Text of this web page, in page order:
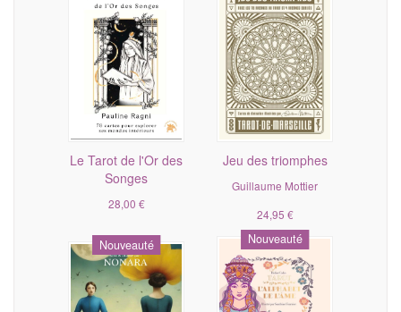
Le Tarot de l'Or des
Songes
28,00 €
Jeu des triomphes
Guillaume Mottier
24,95 €
Nouveauté Nouveauté